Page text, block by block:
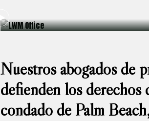
Nuestros abogados de
defienden los derechos
condado de Palm